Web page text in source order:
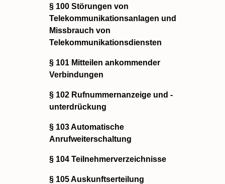
§ 100 Störungen von
Telekommunikationsanlagen und
Missbrauch von
Telekommunikationsdiensten
§ 101 Mitteilen ankommender
Verbindungen
§ 102 Rufnummernanzeige und -
unterdrückung
§ 103 Automatische
Anrufweiterschaltung
§ 104 Teilnehmerverzeichnisse
§ 105 Auskunftserteilung